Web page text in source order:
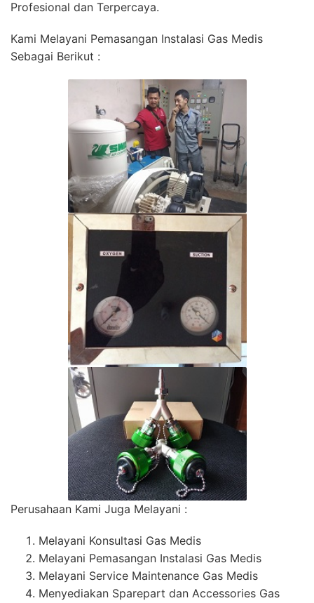
Profesional dan Terpercaya.
Kami Melayani Pemasangan Instalasi Gas Medis
Sebagai Berikut :
Perusahaan Kami Juga Melayani :
Melayani Konsultasi Gas Medis
Melayani Pemasangan Instalasi Gas Medis
Melayani Service Maintenance Gas Medis
Menyediakan Sparepart dan Accessories Gas